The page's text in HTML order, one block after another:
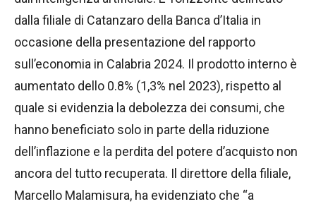
dalla filiale di Catanzaro della Banca d’Italia in
occasione della presentazione del rapporto
sull’economia in Calabria 2024. Il prodotto interno è
aumentato dello 0.8% (1,3% nel 2023), rispetto al
quale si evidenzia la debolezza dei consumi, che
hanno beneficiato solo in parte della riduzione
dell’inflazione e la perdita del potere d’acquisto non
ancora del tutto recuperata. Il direttore della filiale,
Marcello Malamisura, ha evidenziato che “a